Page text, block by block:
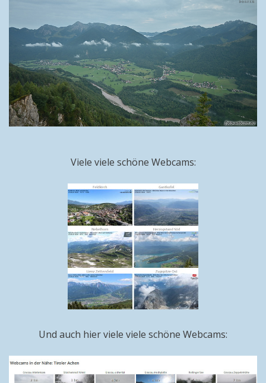
Viele viele schöne Webcams:
Und auch hier viele viele schöne Webcams: